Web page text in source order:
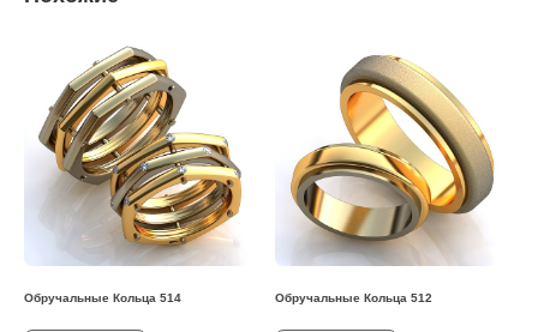
Обручальные Кольца 514 Обручальные Кольца 512